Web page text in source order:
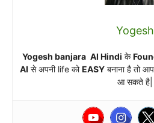
Yogesh
Yogesh banjara AI Hindi के
AI से अपनी life को EASYबनाना है तो आप
आ सकते है|